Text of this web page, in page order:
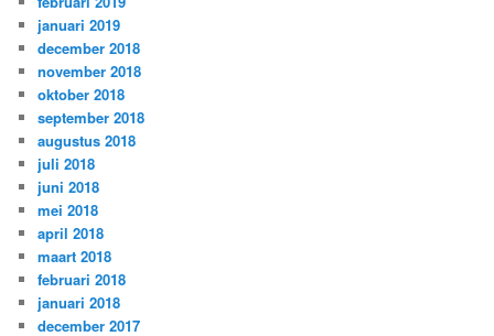
januari 2019
december 2018
november 2018
oktober 2018
september 2018
augustus 2018
juli 2018
juni 2018
mei 2018
april 2018
maart 2018
februari 2018
januari 2018
december 2017